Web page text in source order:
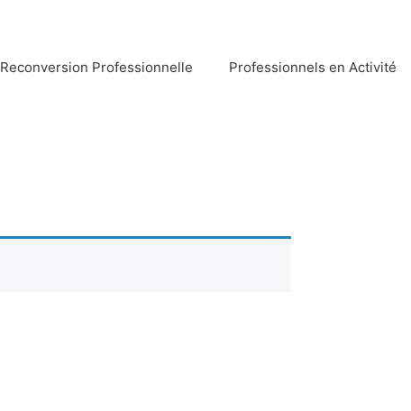
Reconversion Professionnelle Professionnels en Activité